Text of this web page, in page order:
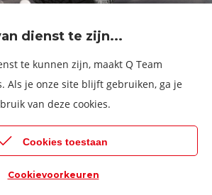
dienst te zijn...
te kunnen zijn, maakt Q Team
Als je onze site blijft gebruiken, ga je
van deze cookies.
Cookies toestaan
Cookievoorkeuren
(VDK) te
fulltime